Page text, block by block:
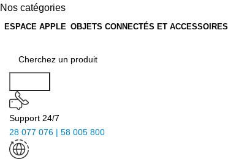
Nos catégories
ESPACE APPLE OBJETS CONNECTÉS ET ACCESSOIRES
Support 24/7
28 077 076 | 58 005 800